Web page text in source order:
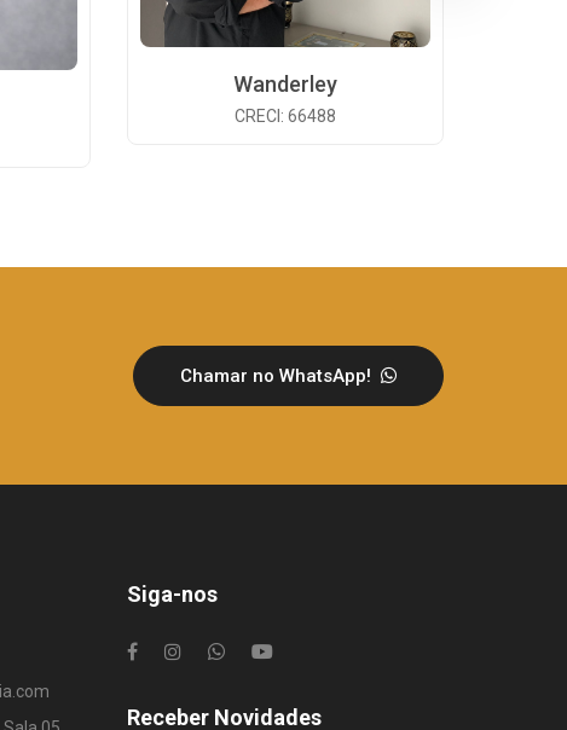
Wanderley
CRECI: 66488
Chamar no WhatsApp!
Siga-nos
Receber Novidades